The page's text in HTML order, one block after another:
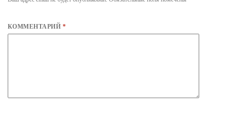
КОММЕНТАРИЙ *